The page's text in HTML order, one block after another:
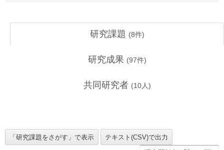
研究課題 (8件)
研究成果 (97件)
共同研究者 (10人)